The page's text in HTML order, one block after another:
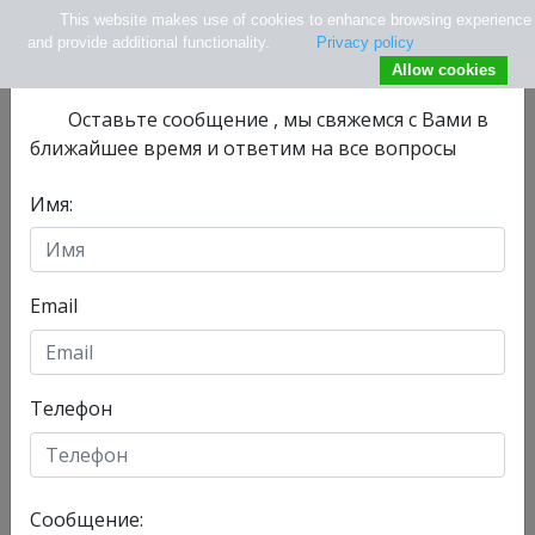
info@tlv.hospital
Главная
Не нашли нужной информации ?
Оставьте сообщениe , мы свяжемся с Вами в
ближайшее время и ответим на все вопросы
Имя:
Email
Телефон
Сообщение:
This website makes use of cookies to enhance browsing experience
and provide additional functionality.
Privacy policy
Allow cookies